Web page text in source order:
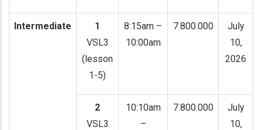
Intermediate
1
VSL3
(lesson
1-5)
8:15am –
10:00am
7.800.000
July
10,
2026
2
VSL3
10:10am
–
7.800.000
July
10,